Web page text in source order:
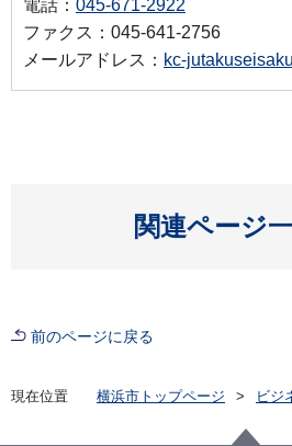
電話： 045-671-2922
ファクス：045-641-2756
メールアドレス： kc-
関連ページ
開
前のページに戻る
現在位置 横浜市トップページ ビジ